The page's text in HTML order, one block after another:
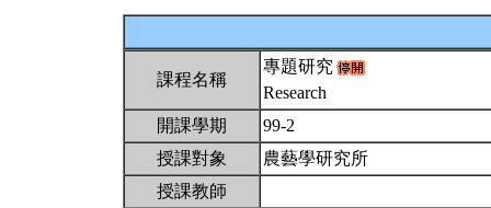
課程名稱
專題研究
Research
開課學期
99-2
授課對象
農藝學研究所
授課教師